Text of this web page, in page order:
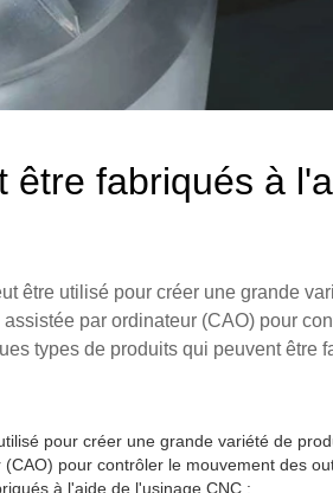
fabriqués à
être utilisé pour créer une grande
par ordinateur (CAO) pour
types de produits qui peuvent être
pour créer une grande variété de
pour contrôler le mouvement des
à l'aide de l'usinage CNC :